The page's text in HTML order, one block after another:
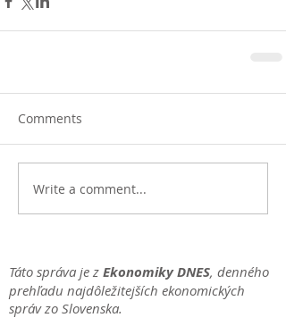
Comments
Write a comment...
Táto správa je z Ekonomiky DNES, denného
prehľadu najdôležitejších ekonomických
správ zo Slovenska.